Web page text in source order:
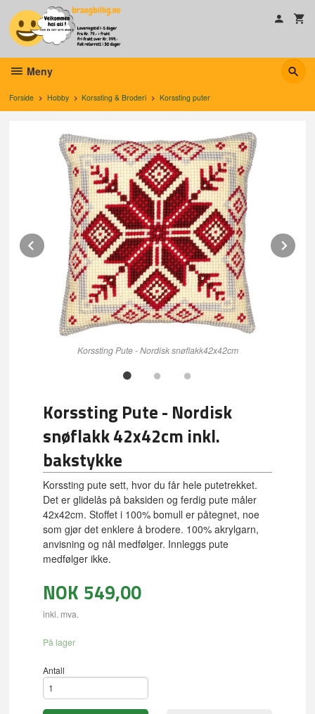
innholdet
Meny
Forside Hobby Korssting & Broderi Korssting puter
Korssting Pute - Nordisk snøflakk42x42cm
Prev
Korssting Pute - Nordisk
snøflakk 42x42cm inkl.
bakstykke
Korssting pute sett, hvor du får hele putetrekket.
Det er glidelås på baksiden og ferdig pute måler
42x42cm. Stoffet i 100% bomull er påtegnet, noe
som gjør det enklere å brodere. 100% akrylgarn,
anvisning og nål medfølger. Innleggs pute
medfølger ikke.
NOK 549,00
inkl. mva.
På lager
Antall